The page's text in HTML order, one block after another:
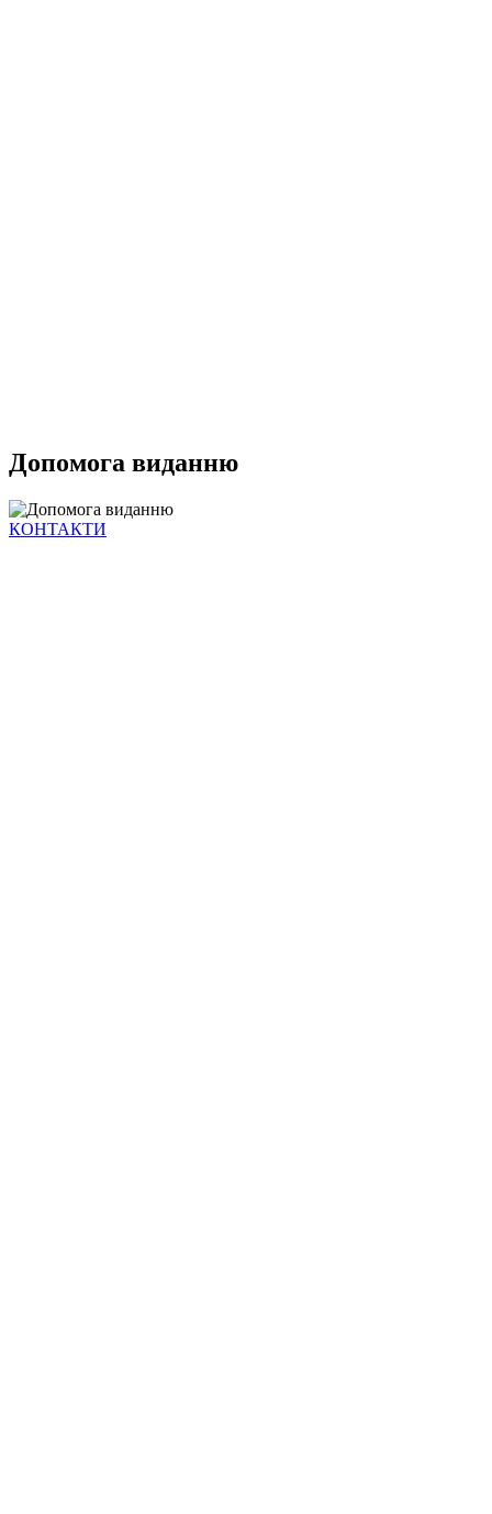
Допомога виданню
КОНТАКТИ